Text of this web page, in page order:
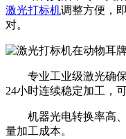
激光打标机调整方便，
对。
专业工业级激光确保
24小时连续稳定加工，
机器光电转换率高、
量加工成本。